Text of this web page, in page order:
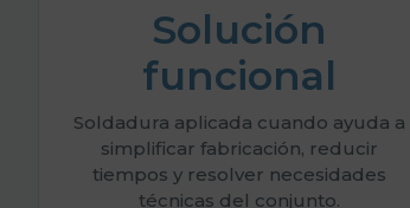
Solución
funcional
Soldadura aplicada cuando ayuda a
simplificar fabricación, reducir
tiempos y resolver necesidades
técnicas del conjunto.